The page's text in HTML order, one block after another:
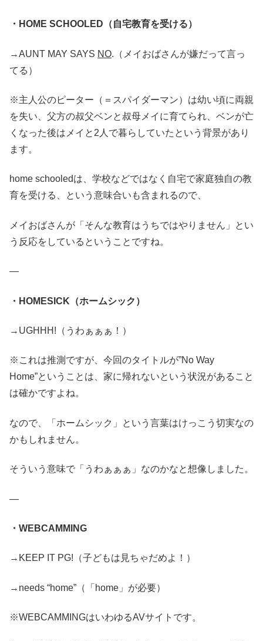
・HOME SCHOOLED（自宅教育を受ける）
→AUNT MAY SAYS NO.（メイおばさんが嫌だって言っ
てる）
※主人公のピーター（＝スパイダーマン）は幼い頃に両親
を失い、父方の叔父ベンと叔母メイに育てられ、ベンが亡
くなった後はメイと2人で暮らしていたという背景があり
ます。
home schooledは、学校などではなく自宅で家庭独自の教
育を受ける、という意味合いも含まれるので、
メイおばさんが「そんな教育はうちではやりません」とい
う反応をしているということですね。
—
・HOMESICK（ホームシック）
→UGHHH!（うわぁぁぁ！）
※これは推測ですが、今回のタイトルが”No Way
Home”ということは、家に帰れないという状況があること
は確かですよね。
なので、「ホームシック」という言葉はけっこう切実なの
かもしれません。
そういう意味で「うわぁぁぁ」なのかなと想像しました。
—
・WEBCAMMING
→KEEP IT PG!（子どもは見ちゃだめよ！）
→needs “home”（「home」が必要）
※WEBCAMMINGはいわゆるAVサイトです。